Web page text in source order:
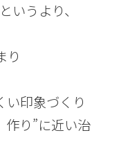
いうより、
り
い印象づくり
作り”に近い治